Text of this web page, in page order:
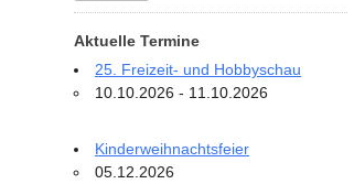
Aktuelle Termine
25. Freizeit- und Hobbyschau
10.10.2026 - 11.10.2026
Kinderweihnachtsfeier
05.12.2026